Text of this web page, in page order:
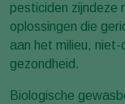
pesticiden zijndeze
oplossingen die
aan het milieu,
gezondheid.
Biologische